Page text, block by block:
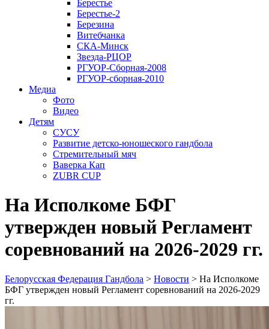
Берестье
Берестье-2
Березина
Витебчанка
СКА-Минск
Звезда-РЦОР
РГУОР-Сборная-2008
РГУОР-сборная-2010
Медиа
Фото
Видео
Детям
СУСУ
Развитие детско-юношеского гандбола
Стремительный мяч
Ваверка Кап
ZUBR CUP
На Исполкоме БФГ
утвержден новый Регламент
соревнований на 2026-2029 гг.
Белорусская Федерация Гандбола > Новости > На Исполкоме
БФГ утвержден новый Регламент соревнований на 2026-2029
гг.